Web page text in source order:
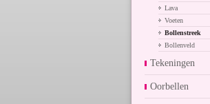
Lava
Voeten
Bollenstreek
Bollenveld
Tekeningen
Oorbellen